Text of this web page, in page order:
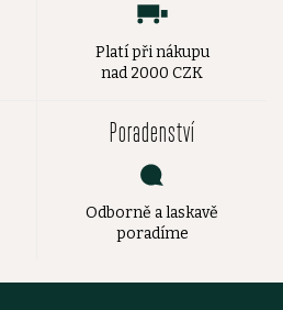
Platí při nákupu
nad 2000 CZK
Poradenství
Odborně a laskavě
poradíme